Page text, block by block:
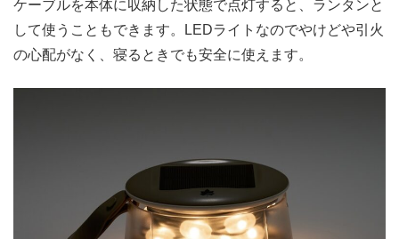
ケーブルを本体に収納した状態で点灯すると、ランタンと
して使うこともできます。LEDライトなのでやけどや引火
の心配がなく、寝るときでも安全に使えます。